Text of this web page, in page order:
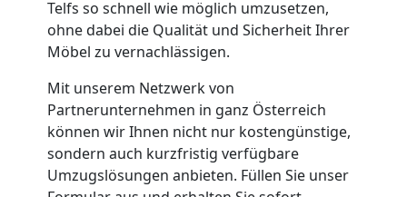
Telfs so schnell wie möglich umzusetzen,
ohne dabei die Qualität und Sicherheit Ihrer
Möbel zu vernachlässigen.
Mit unserem Netzwerk von
Partnerunternehmen in ganz Österreich
können wir Ihnen nicht nur kostengünstige,
sondern auch kurzfristig verfügbare
Umzugslösungen anbieten. Füllen Sie unser
Möbeltransport
National
Möbeltransport